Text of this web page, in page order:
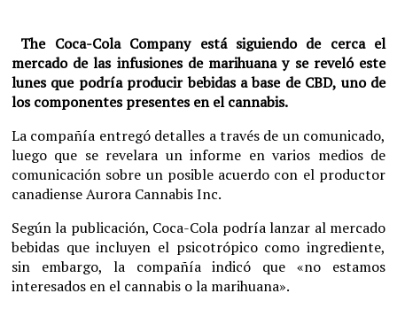
The Coca-Cola Company está siguiendo de cerca el
mercado de las infusiones de marihuana y se reveló este
lunes que podría producir bebidas a base de CBD, uno de
los componentes presentes en el cannabis.
La compañía entregó detalles a través de un comunicado,
luego que se revelara un informe en varios medios de
comunicación sobre un posible acuerdo con el productor
canadiense Aurora Cannabis Inc.
Según la publicación, Coca-Cola podría lanzar al mercado
bebidas que incluyen el psicotrópico como ingrediente,
sin embargo, la compañía indicó que «no estamos
interesados en el cannabis o la marihuana».